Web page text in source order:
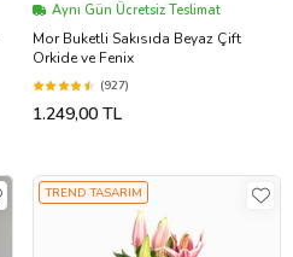
Aynı Gün Ücretsiz Teslimat
Mor Buketli Sakısıda Beyaz Çift
Orkide ve Fenix
(927)
1.249,00 TL
TREND TASARIM